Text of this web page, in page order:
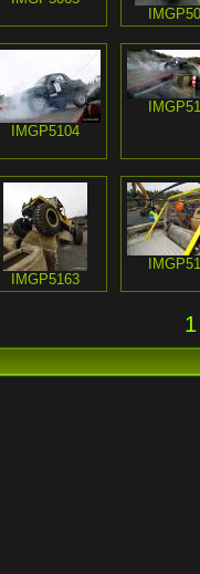
IMGP5104
IMGP5163